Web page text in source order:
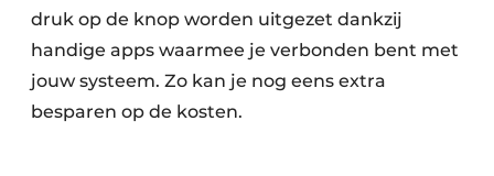
druk op de knop worden uitgezet dankzij
handige apps waarmee je verbonden bent met
jouw systeem. Zo kan je nog eens extra
besparen op de kosten.